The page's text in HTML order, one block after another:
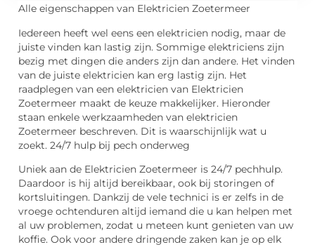
Alle eigenschappen van Elektricien Zoetermeer
Iedereen heeft wel eens een elektricien nodig, maar de
juiste vinden kan lastig zijn. Sommige elektriciens zijn
bezig met dingen die anders zijn dan andere. Het vinden
van de juiste elektricien kan erg lastig zijn. Het
raadplegen van een elektricien van Elektricien
Zoetermeer maakt de keuze makkelijker. Hieronder
staan enkele werkzaamheden van elektricien
Zoetermeer beschreven. Dit is waarschijnlijk wat u
zoekt. 24/7 hulp bij pech onderweg
Uniek aan de Elektricien Zoetermeer is 24/7 pechhulp.
Daardoor is hij altijd bereikbaar, ook bij storingen of
kortsluitingen. Dankzij de vele technici is er zelfs in de
vroege ochtenduren altijd iemand die u kan helpen met
al uw problemen, zodat u meteen kunt genieten van uw
koffie. Ook voor andere dringende zaken kan je op elk